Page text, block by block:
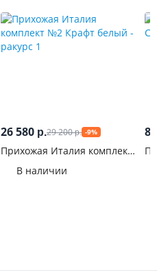
26 580 р.29 200р. -9%
Прихожая Италия комплект
В наличии
8